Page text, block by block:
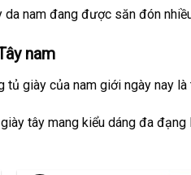
nam đang được săn đón
nam
giày của nam giới ngày nay là
tây mang kiểu dáng đa